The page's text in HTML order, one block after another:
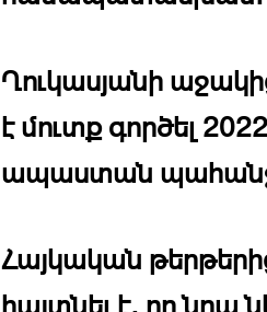
Ղուկասյանի
է մուտք գործել
ապաստան
Հայկական